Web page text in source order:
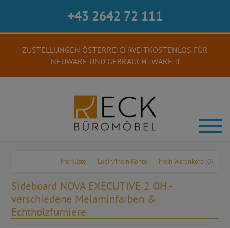
+43 2642 72 111
ZUSTELLUNGEN ÖSTERREICHWEITKOSTENLOS FÜR
NEUWARE UND GEBRAUCHTWARE !!
Mein Warenkorb (0)
Login/Mein Konto
Merkliste
Sideboard NOVA EXECUTIVE 2 OH -
verschiedene Melaminfarben &
Echtholzfurniere